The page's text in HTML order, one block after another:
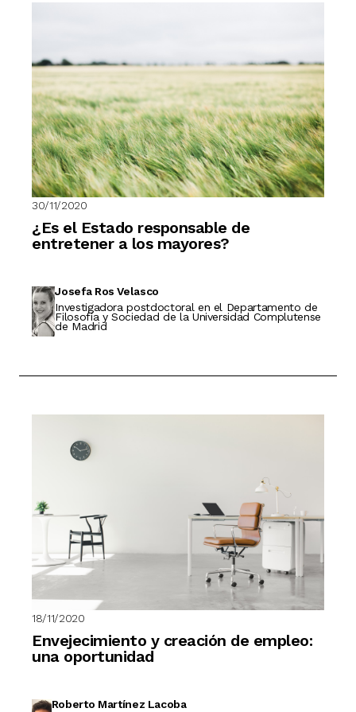
30/11/2020
¿Es el Estado responsable de
entretener a los mayores?
Josefa Ros Velasco
Investigadora postdoctoral en el Departamento de
Filosofía y Sociedad de la Universidad Complutense
de Madrid
18/11/2020
Envejecimiento y creación de empleo:
una oportunidad
Roberto Martínez Lacoba